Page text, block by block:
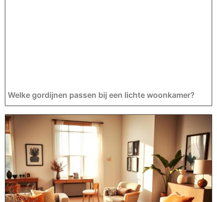
Welke gordijnen passen bij een lichte woonkamer?